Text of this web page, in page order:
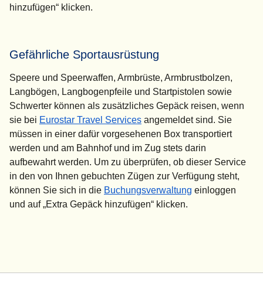
hinzufügen“ klicken.
Gefährliche Sportausrüstung
Speere und Speerwaffen, Armbrüste, Armbrustbolzen,
Langbögen, Langbogenpfeile und Startpistolen sowie
Schwerter können als zusätzliches Gepäck reisen, wenn
sie bei Eurostar Travel Services angemeldet sind. Sie
müssen in einer dafür vorgesehenen Box transportiert
werden und am Bahnhof und im Zug stets darin
aufbewahrt werden. Um zu überprüfen, ob dieser Service
in den von Ihnen gebuchten Zügen zur Verfügung steht,
können Sie sich in die Buchungsverwaltung einloggen
und auf „Extra Gepäck hinzufügen“ klicken.